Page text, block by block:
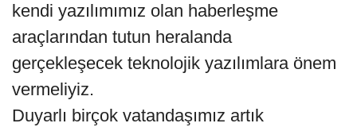
kendi yazılımımız olan haberleşme
araçlarından tutun heralanda
gerçekleşecek teknolojik yazılımlara önem
vermeliyiz.
Duyarlı birçok vatandaşımız artık